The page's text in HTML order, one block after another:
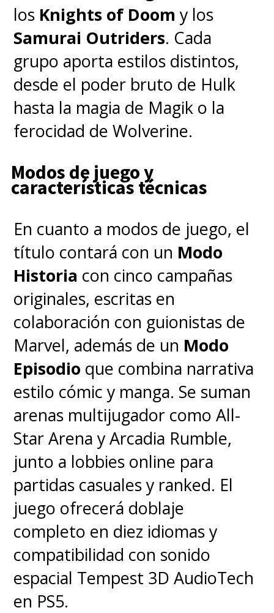
los Knights of Doom y los
Samurai Outriders. Cada
grupo aporta estilos distintos,
desde el poder bruto de Hulk
hasta la magia de Magik o la
ferocidad de Wolverine.
Modos de juego y
características técnicas
En cuanto a modos de juego, el
título contará con un Modo
Historia con cinco campañas
originales, escritas en
colaboración con guionistas de
Marvel, además de un Modo
Episodio que combina narrativa
estilo cómic y manga. Se suman
arenas multijugador como All-
Star Arena y Arcadia Rumble,
junto a lobbies online para
partidas casuales y ranked. El
juego ofrecerá doblaje
completo en diez idiomas y
compatibilidad con sonido
espacial Tempest 3D AudioTech
en PS5.